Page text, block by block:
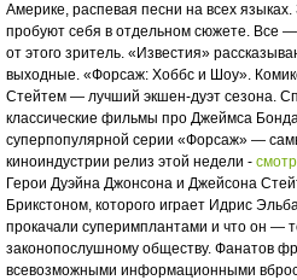
Америке, распевая песни на всех языках.
пробуют себя в отдельном сюжете. Все
от этого зритель. «Известия»
выходные. «Форсаж: Хоббс и Шоу».
Стейтем — лучший экшен-дуэт сезона.
классические фильмы про Джеймса
суперпопулярной серии «Форсаж» —
киноиндустрии релиз этой недели -
Герои Дуэйна Джонсона и Джейсона
Брикстоном, которого играет Идрис
прокачали суперимплантами и что он —
законопослушному обществу. Фанатов
всевозможными информационными